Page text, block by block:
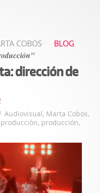
COBOS
BLOG
dirección de
Audiovisual, Marta Cobos,
, producción,